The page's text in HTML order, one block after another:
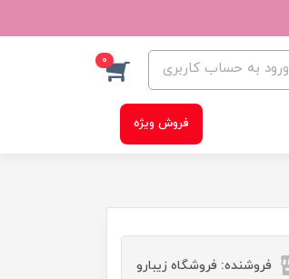
ورود به حساب کاربری 0
فروش ویژه
فروشنده: فروشگاه زیبارو